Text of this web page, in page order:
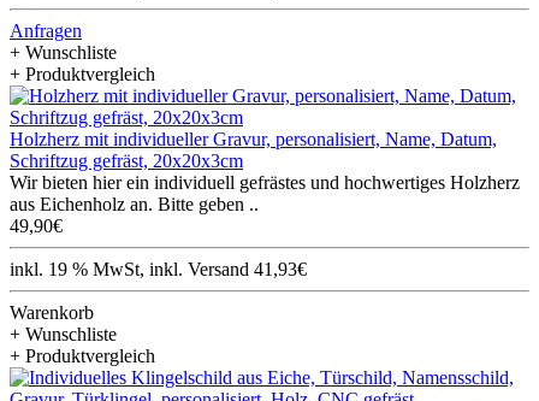
Anfragen
+ Wunschliste
+ Produktvergleich
Holzherz mit individueller Gravur, personalisiert, Name, Datum,
Schriftzug gefräst, 20x20x3cm
Wir bieten hier ein individuell gefrästes und hochwertiges Holzherz
aus Eichenholz an. Bitte geben ..
49,90€
inkl. 19 % MwSt, inkl. Versand 41,93€
Warenkorb
+ Wunschliste
+ Produktvergleich